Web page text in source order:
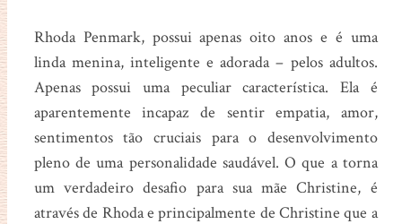
Rhoda Penmark, possui apenas oito anos e é uma
linda menina, inteligente e adorada – pelos adultos.
Apenas possui uma peculiar característica. Ela é
aparentemente incapaz de sentir empatia, amor,
sentimentos tão cruciais para o desenvolvimento
pleno de uma personalidade saudável. O que a torna
um verdadeiro desafio para sua mãe Christine, é
através de Rhoda e principalmente de Christine que a